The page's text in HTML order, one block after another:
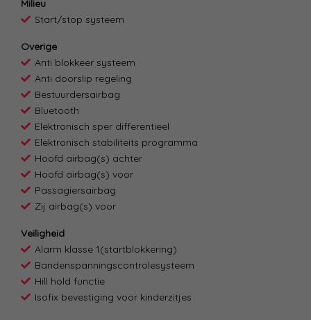
Milieu
Start/stop systeem
Overige
Anti blokkeer systeem
Anti doorslip regeling
Bestuurdersairbag
Bluetooth
Elektronisch sper differentieel
Elektronisch stabiliteits programma
Hoofd airbag(s) achter
Hoofd airbag(s) voor
Passagiersairbag
Zij airbag(s) voor
Veiligheid
Alarm klasse 1(startblokkering)
Bandenspanningscontrolesysteem
Hill hold functie
Isofix bevestiging voor kinderzitjes